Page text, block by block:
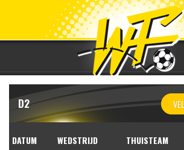
D2
DATUM WEDSTRIJD THUISTEAM